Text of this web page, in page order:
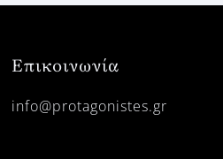
Επικοινωνία
info@protagonistes.gr